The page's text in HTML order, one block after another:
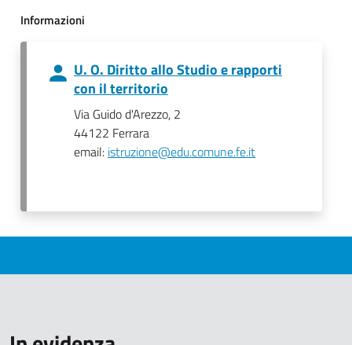
Informazioni
U. O. Diritto allo Studio e rapporti
con il territorio
Via Guido d'Arezzo, 2
44122 Ferrara
email: istruzione@edu.comune.fe.it